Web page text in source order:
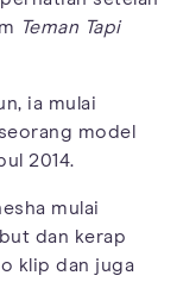
Teman Tapi
ia mulai
model
2014.
mulai
dan kerap
klip dan juga